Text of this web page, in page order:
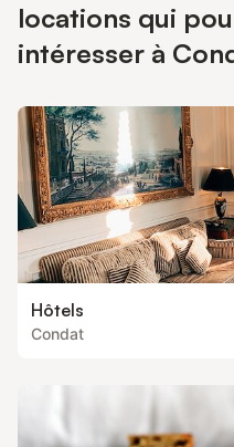
locations qui
intéresser à
Hôtels
Condat